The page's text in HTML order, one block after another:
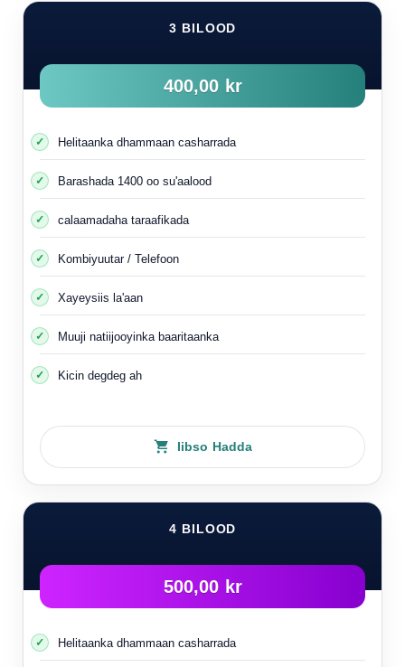
3 BILOOD
400,00 kr
Helitaanka dhammaan casharrada
Barashada 1400 oo su'aalood
calaamadaha taraafikada
Kombiyuutar / Telefoon
Xayeysiis la'aan
Muuji natiijooyinka baaritaanka
Kicin degdeg ah
Iibso Hadda
4 BILOOD
500,00 kr
Helitaanka dhammaan casharrada